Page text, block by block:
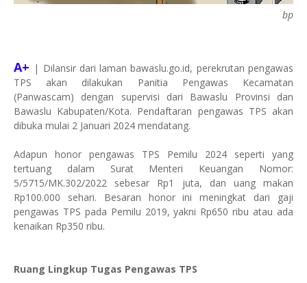
bp
A+ | Dilansir dari laman bawaslu.go.id, perekrutan pengawas
TPS akan dilakukan Panitia Pengawas Kecamatan
(Panwascam) dengan supervisi dari Bawaslu Provinsi dan
Bawaslu Kabupaten/Kota. Pendaftaran pengawas TPS akan
dibuka mulai 2 Januari 2024 mendatang.
Adapun honor pengawas TPS Pemilu 2024 seperti yang
tertuang dalam Surat Menteri Keuangan Nomor:
5/5715/MK.302/2022 sebesar Rp1 juta, dan uang makan
Rp100.000 sehari. Besaran honor ini meningkat dari gaji
pengawas TPS pada Pemilu 2019, yakni Rp650 ribu atau ada
kenaikan Rp350 ribu.
Ruang Lingkup Tugas Pengawas TPS